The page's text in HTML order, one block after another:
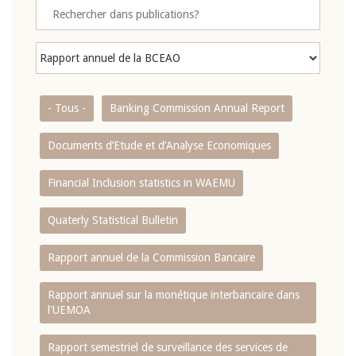
- Tous - Banking Commission Annual Report
Documents d’Etude et d’Analyse Economiques
Financial Inclusion statistics in WAEMU
Quaterly Statistical Bulletin
Rapport annuel de la Commission Bancaire
Rapport annuel sur la monétique interbancaire dans
l'UEMOA
Rapport semestriel de surveillance des services de